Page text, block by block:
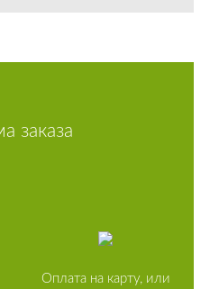
заказа
Оплата на карту, или